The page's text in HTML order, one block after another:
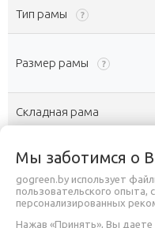
Тип рамы ?
Размер рамы ?
Складная рама
Тип трансмиссии
Количество скоростей
Мы заботимся о
gogreen.by использует
пользовательского опыта,
персонализированных
Нажав «Принять», Вы даете